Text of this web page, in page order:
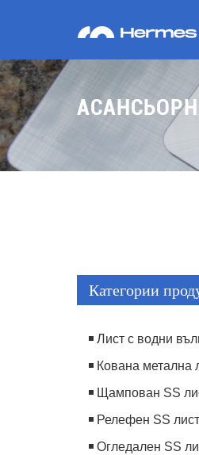
Категории
Лист с водни
Кована метална
Щампован SS
Релефен SS лист
Огледален SS